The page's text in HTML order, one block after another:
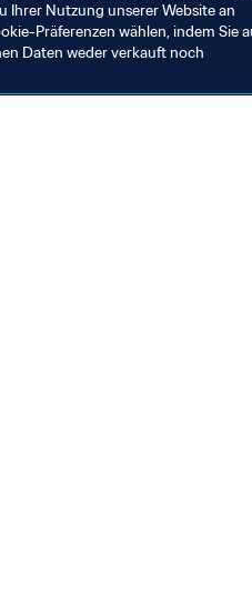
Ihrer Nutzung unserer Website an
Präferenzen wählen, indem Sie
Daten weder verkauft noch